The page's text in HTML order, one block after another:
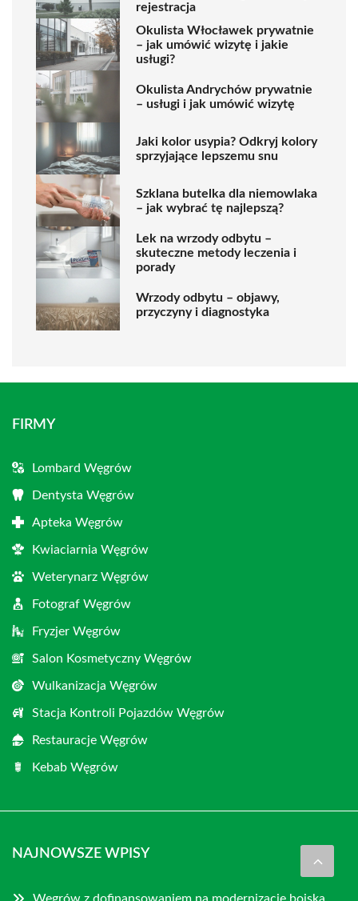
rejestracja
Okulista Włocławek prywatnie
– jak umówić wizytę i jakie
usługi?
Okulista Andrychów prywatnie
– usługi i jak umówić wizytę
Jaki kolor usypia? Odkryj kolory
sprzyjające lepszemu snu
Szklana butelka dla niemowlaka
– jak wybrać tę najlepszą?
Lek na wrzody odbytu –
skuteczne metody leczenia i
porady
Wrzody odbytu – objawy,
przyczyny i diagnostyka
FIRMY
Lombard Węgrów
Dentysta Węgrów
Apteka Węgrów
Kwiaciarnia Węgrów
Weterynarz Węgrów
Fotograf Węgrów
Fryzjer Węgrów
Salon Kosmetyczny Węgrów
Wulkanizacja Węgrów
Stacja Kontroli Pojazdów Węgrów
Restauracje Węgrów
Kebab Węgrów
NAJNOWSZE WPISY